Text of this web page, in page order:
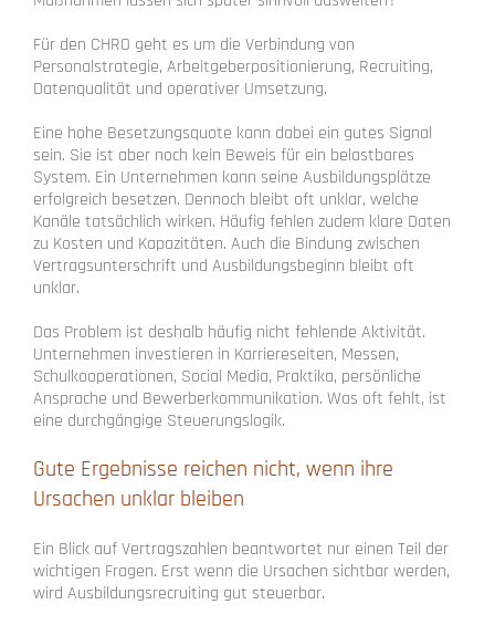
Für den CHRO geht es um die Verbindung von
Personalstrategie, Arbeitgeberpositionierung, Recruiting,
Datenqualität und operativer Umsetzung.
Eine hohe Besetzungsquote kann dabei ein gutes Signal
sein. Sie ist aber noch kein Beweis für ein belastbares
System. Ein Unternehmen kann seine Ausbildungsplätze
erfolgreich besetzen. Dennoch bleibt oft unklar, welche
Kanäle tatsächlich wirken. Häufig fehlen zudem klare Daten
zu Kosten und Kapazitäten. Auch die Bindung zwischen
Vertragsunterschrift und Ausbildungsbeginn bleibt oft
unklar.
Das Problem ist deshalb häufig nicht fehlende Aktivität.
Unternehmen investieren in Karriereseiten, Messen,
Schulkooperationen, Social Media, Praktika, persönliche
Ansprache und Bewerberkommunikation. Was oft fehlt, ist
eine durchgängige Steuerungslogik.
Gute Ergebnisse reichen nicht, wenn ihre
Ursachen unklar bleiben
Ein Blick auf Vertragszahlen beantwortet nur einen Teil der
wichtigen Fragen. Erst wenn die Ursachen sichtbar werden,
wird Ausbildungsrecruiting gut steuerbar.